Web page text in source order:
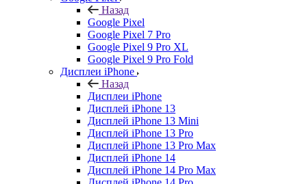
Назад
Google Pixel
Google Pixel 7 Pro
Google Pixel 9 Pro XL
Google Pixel 9 Pro Fold
Дисплеи iPhone
Назад
Дисплеи iPhone
Дисплей iPhone 13
Дисплей iPhone 13 Mini
Дисплей iPhone 13 Pro
Дисплей iPhone 13 Pro Max
Дисплей iPhone 14
Дисплей iPhone 14 Pro Max